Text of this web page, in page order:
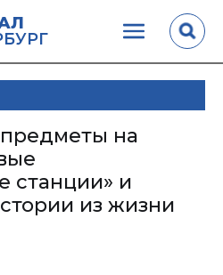
на
станции» и
из жизни